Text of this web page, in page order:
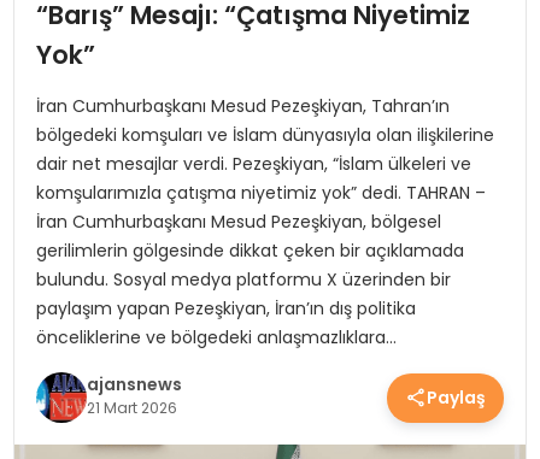
DÜNYA
YEREL HABERLER
EKONOMİ
EĞİTİM
GÜNDEM
“Barış” Mesajı: “Çatışma Niyetimiz
Yok”
İran Cumhurbaşkanı Mesud Pezeşkiyan, Tahran’ın
bölgedeki komşuları ve İslam dünyasıyla olan ilişkilerine
dair net mesajlar verdi. Pezeşkiyan, “İslam ülkeleri ve
komşularımızla çatışma niyetimiz yok” dedi. TAHRAN –
İran Cumhurbaşkanı Mesud Pezeşkiyan, bölgesel
gerilimlerin gölgesinde dikkat çeken bir açıklamada
bulundu. Sosyal medya platformu X üzerinden bir
paylaşım yapan Pezeşkiyan, İran’ın dış politika
önceliklerine ve bölgedeki anlaşmazlıklara…
ajansnews
21 Mart 2026 Paylaş